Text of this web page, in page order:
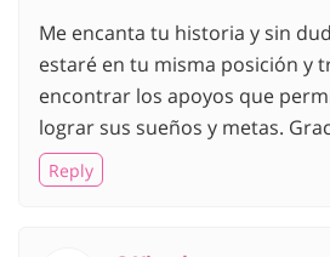
Me encanta tu historia y sin
estaré en tu misma posición y
encontrar los apoyos que
lograr sus sueños y metas.
Reply